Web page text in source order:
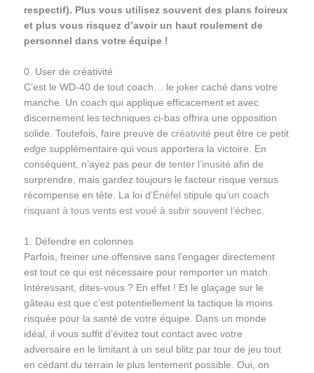
respectif). Plus vous utilisez souvent des plans foireux
et plus vous risquez d’avoir un haut roulement de
personnel dans votre équipe !
0. User de créativité
C’est le WD-40 de tout coach… le joker caché dans votre
manche. Un coach qui applique efficacement et avec
discernement les techniques ci-bas offrira une opposition
solide. Toutefois, faire preuve de créativité peut être ce petit
edgesupplémentaire qui vous apportera la victoire. En
conséquent, n’ayez pas peur de tenter l’inusité afin de
surprendre, mais gardez toujours le facteur risque versus
récompense en tête. La loi d’Énéfel stipule qu’un coach
risquant à tous vents est voué à subir souvent l’échec.
1. Défendre en colonnes
Parfois, freiner une offensive sans l’engager directement
est tout ce qui est nécessaire pour remporter un match.
Intéressant, dites-vous ? En effet ! Et le glaçage sur le
gâteau est que c’est potentiellement la tactique la moins
risquée pour la santé de votre équipe. Dans un monde
idéal, il vous suffit d’évitez tout contact avec votre
adversaire en le limitant à un seul blitz par tour de jeu tout
en cédant du terrain le plus lentement possible. Oui, on